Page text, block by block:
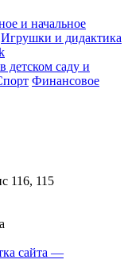
и начальное
Игрушки и дидактика
детском саду и
Финансовое
116, 115
сайта —